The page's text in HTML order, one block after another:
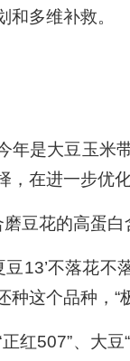
多维补救。
年是大豆玉米
，在进一步优
磨豆花的高蛋
豆13’不落花
种这个品种，
红507”、大